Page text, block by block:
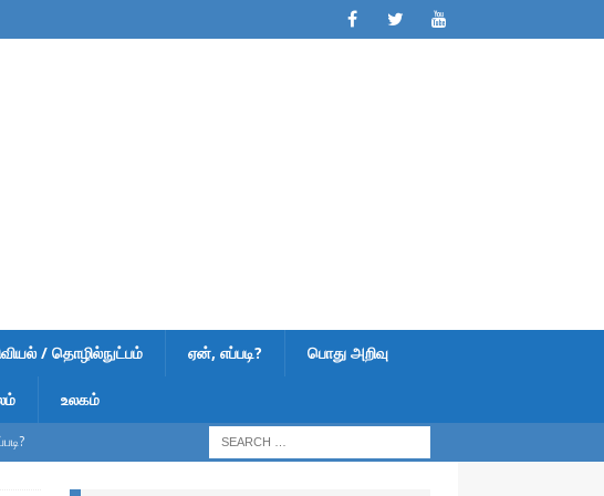
/ தொழில்நுட்பம் ஏன், எப்படி? பொது அறிவு
உலகம்